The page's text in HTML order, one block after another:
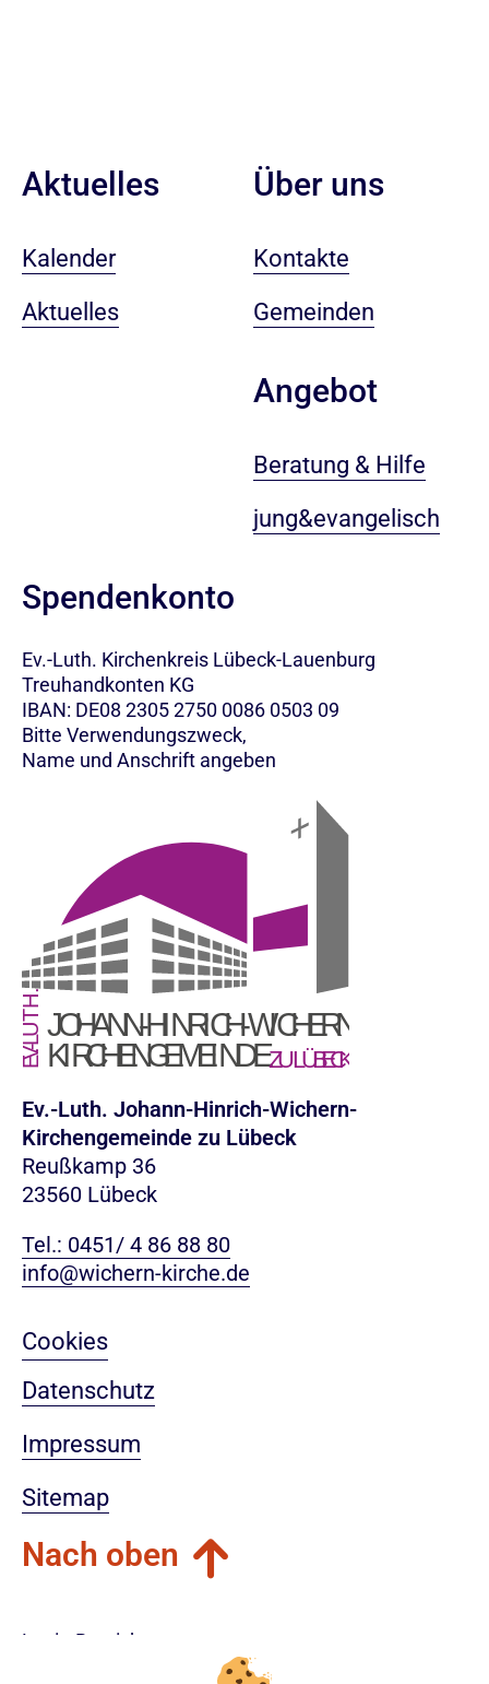
Aktuelles
Kalender
Aktuelles
Über uns
Kontakte
Gemeinden
Angebot
Beratung & Hilfe
jung&evangelisch
Spendenkonto
Ev.-Luth. Kirchenkreis Lübeck-Lauenburg
Treuhandkonten KG
IBAN: DE08 2305 2750 0086 0503 09
Bitte Verwendungszweck,
Name und Anschrift angeben
Ev.-Luth. Johann-Hinrich-Wichern-
Kirchengemeinde zu Lübeck
Reußkamp 36
23560 Lübeck
Tel.: 0451/ 4 86 88 80
info@wichern-kirche.de
Cookies
Datenschutz
Impressum
Sitemap
Nach oben
Login-Bereich